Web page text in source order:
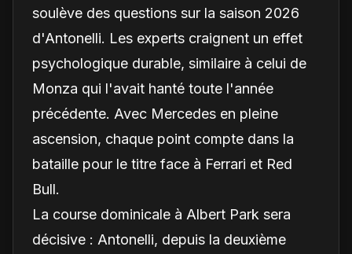
soulève des questions sur la saison 2026
d'Antonelli. Les experts craignent un effet
psychologique durable, similaire à celui de
Monza qui l'avait hanté toute l'année
précédente. Avec Mercedes en pleine
ascension, chaque point compte dans la
bataille pour le titre face à Ferrari et Red
Bull.
La course dominicale à Albert Park sera
décisive : Antonelli, depuis la deuxième